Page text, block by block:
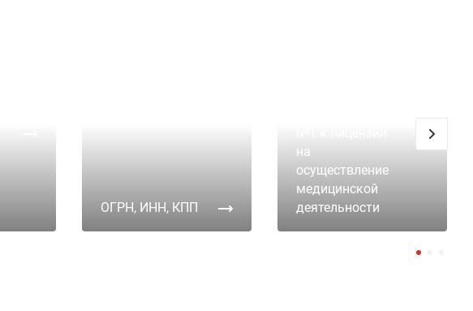
ОГРН, ИНН, КПП
на
осуществление
медицинской
деятельности